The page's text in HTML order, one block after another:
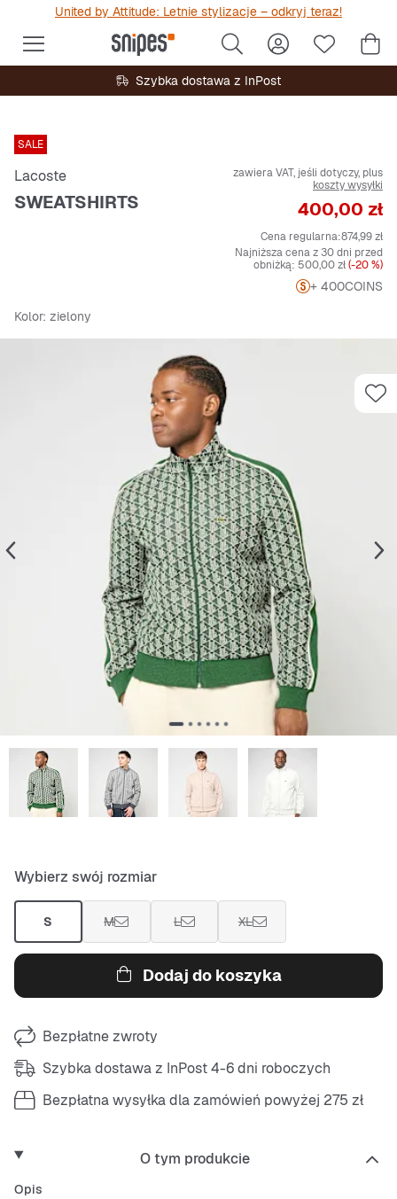
United by Attitude: Letnie stylizacje – odkryj teraz!
Szybka dostawa z InPost
SALE
Lacoste
SWEATSHIRTS
zawiera VAT, jeśli dotyczy, plus
koszty wysyłki
Cena
400,00 zł
Cena regularna:874,99 zł
Najniższa cena z 30 dni przed
obniżką: 500,00 zł(-20 %)
+ 400COINS
Kolor: zielony
Wybierz swój rozmiar
S M L XL
Dodaj do koszyka
Bezpłatne zwroty
Szybka dostawa z InPost 4-6 dni roboczych
Bezpłatna wysyłka dla zamówień powyżej 275 zł
O tym produkcie
Opis